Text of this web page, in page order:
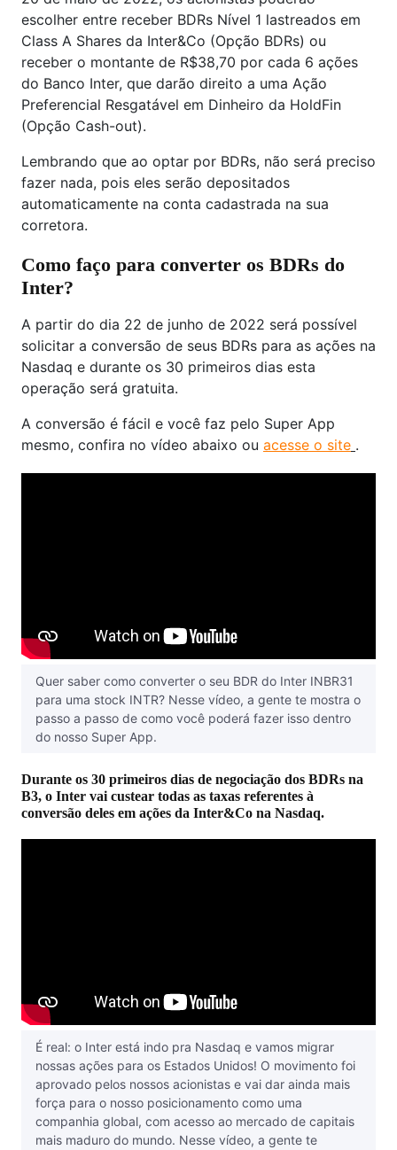
escolher entre receber BDRs Nível 1 lastreados em
Class A Shares da Inter&Co (Opção BDRs) ou
receber o montante de R$38,70 por cada 6 ações
do Banco Inter, que darão direito a uma Ação
Preferencial Resgatável em Dinheiro da HoldFin
(Opção Cash-out).
Lembrando que ao optar por BDRs, não será preciso
fazer nada, pois eles serão depositados
automaticamente na conta cadastrada na sua
corretora.
Como faço para converter os BDRs do
Inter?
A partir do dia 22 de junho de 2022 será possível
solicitar a conversão de seus BDRs para as ações na
Nasdaq e durante os 30 primeiros dias esta
operação será gratuita.
A conversão é fácil e você faz pelo Super App
mesmo, confira no vídeo abaixo ou acesse o site .
Quer saber como converter o seu BDR do Inter INBR31
para uma stock INTR? Nesse vídeo, a gente te mostra o
passo a passo de como você poderá fazer isso dentro
do nosso Super App.
Durante os 30 primeiros dias de negociação dos BDRs na
B3, o Inter vai custear todas as taxas referentes à
conversão deles em ações da Inter&Co na Nasdaq.
É real: o Inter está indo pra Nasdaq e vamos migrar
nossas ações para os Estados Unidos! O movimento foi
aprovado pelos nossos acionistas e vai dar ainda mais
força para o nosso posicionamento como uma
companhia global, com acesso ao mercado de capitais
mais maduro do mundo. Nesse vídeo, a gente te